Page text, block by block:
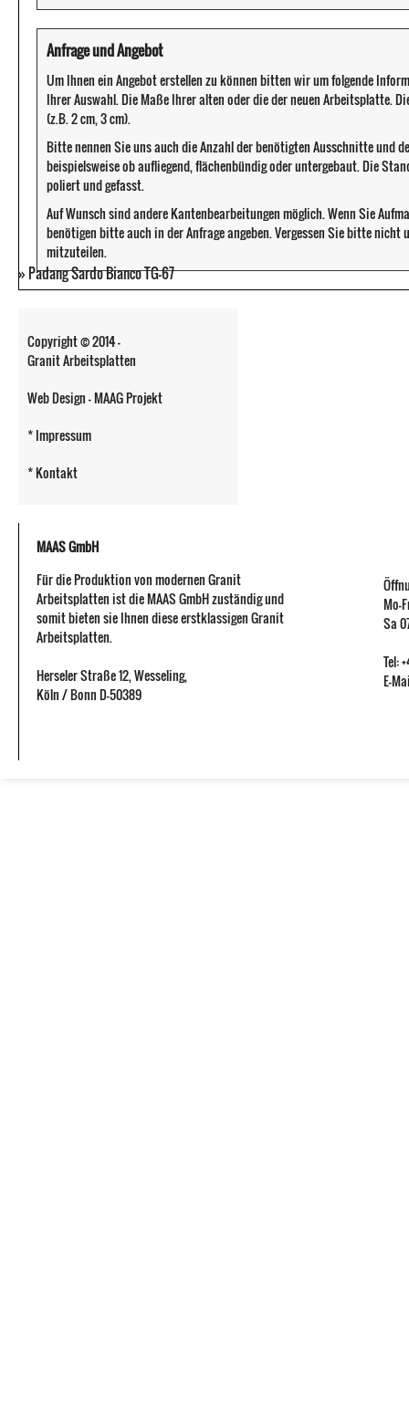
Anfrage und Angebot
Um Ihnen ein Angebot erstellen zu können bitten wir um folgende
Ihrer Auswahl. Die Maße Ihrer alten oder die der neuen Arbeitsplatte.
(z.B. 2 cm, 3 cm).
Bitte nennen Sie uns auch die Anzahl der benötigten Ausschnitte und
beispielsweise ob aufliegend, flächenbündig oder untergebaut. Die
poliert und gefasst.
Auf Wunsch sind andere Kantenbearbeitungen möglich. Wenn Sie
benötigen bitte auch in der Anfrage angeben. Vergessen Sie bitte
mitzuteilen.
» Padang Sardo Bianco TG-67
Copyright © 2014 -
Granit Arbeitsplatten
Web Design - MAAG Projekt
* Impressum
* Kontakt
MAAS GmbH
Für die Produktion von modernen Granit
Arbeitsplatten ist die MAAS GmbH zuständig und
somit bieten sie Ihnen diese erstklassigen Granit
Arbeitsplatten.
Herseler Straße 12,Wesseling,
Köln / BonnD-50389
Mo-
Sa
Tel:
E-